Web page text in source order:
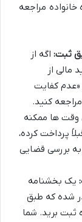
مراجعه
ثبت: اگه از
مالی از
«عدم کفایت
کنید.
ها ممکنه
پرداخت کرده،
به بررسی قضایی
یک بخشنامه
(۲۴ مهر ۱۴۰۳) صادر شده که طبق
ثبت برید. شما